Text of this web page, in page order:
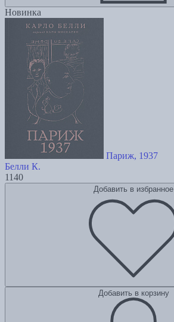
Новинка
Париж, 1937
Белли К.
1140
Добавить в избранное
Добавить в корзину